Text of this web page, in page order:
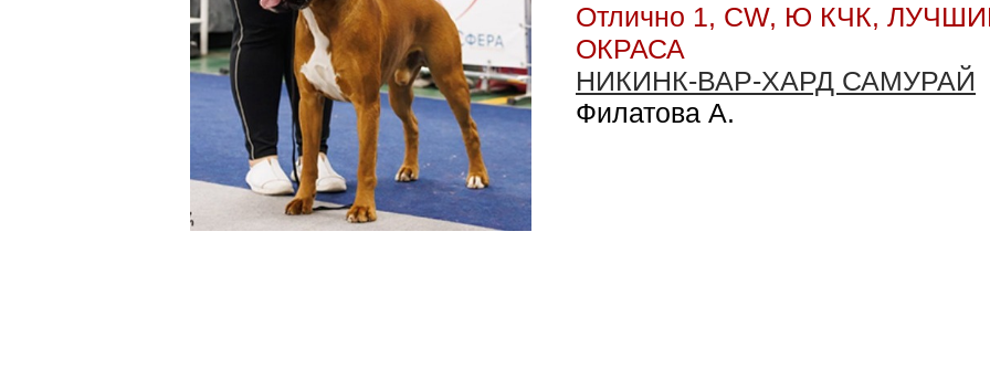
Отлично 1, CW, Ю КЧК,
ОКРАСА
НИКИНК-ВАР-ХАРД САМУРАЙ
Филатова А.